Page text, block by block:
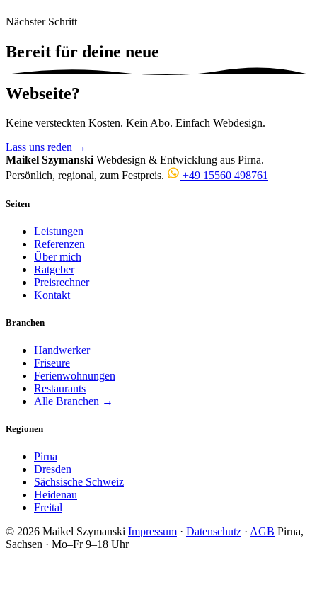
Nächster Schritt
Bereit für deine neue
Webseite?
Keine versteckten Kosten. Kein Abo. Einfach Webdesign.
Lass uns reden →
Maikel SzymanskiWebdesign & Entwicklung aus Pirna.
Persönlich, regional, zum Festpreis.
+49 15560 498761
Seiten
Leistungen
Referenzen
Über mich
Ratgeber
Preisrechner
Kontakt
Branchen
Handwerker
Friseure
Ferienwohnungen
Restaurants
Alle Branchen →
Regionen
Pirna
Dresden
Sächsische Schweiz
Heidenau
Freital
© 2026 Maikel Szymanski Impressum · Datenschutz · AGB Pirna,
Sachsen · Mo–Fr 9–18 Uhr